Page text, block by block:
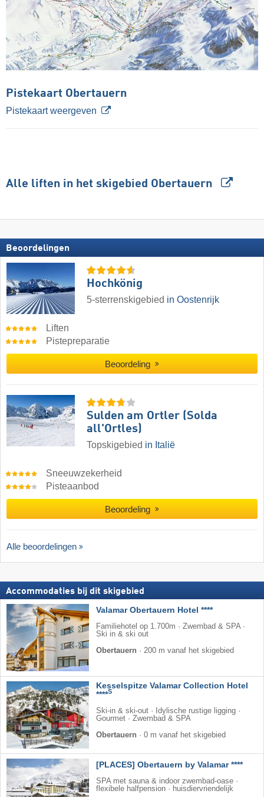
Pistekaart Obertauern
Pistekaart weergeven
Alle liften in het skigebied Obertauern
Beoordelingen
Hochkönig
5-sterrenskigebied in Oostenrijk
Liften
Pistepreparatie
Beoordeling
Sulden am Ortler (Solda
all'Ortles)
Topskigebied in Italië
Sneeuwzekerheid
Pisteaanbod
Beoordeling
Alle beoordelingen
Accommodaties bij dit skigebied
Valamar Obertauern Hotel ****
Familiehotel op 1.700m · Zwembad & SPA ·
Ski in & ski out
Obertauern · 200 m vanaf het skigebied
Kesselspitze Valamar Collection Hotel
****S
Ski-in & ski-out · Idylische rustige ligging ·
Gourmet · Zwembad & SPA
Obertauern · 0 m vanaf het skigebied
[PLACES] Obertauern by Valamar ****
SPA met sauna & indoor zwembad-oase ·
flexibele halfpension · huisdiervriendelijk